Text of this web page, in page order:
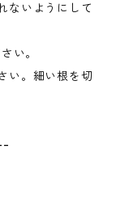
ないようにして
い。
い。細い根を切